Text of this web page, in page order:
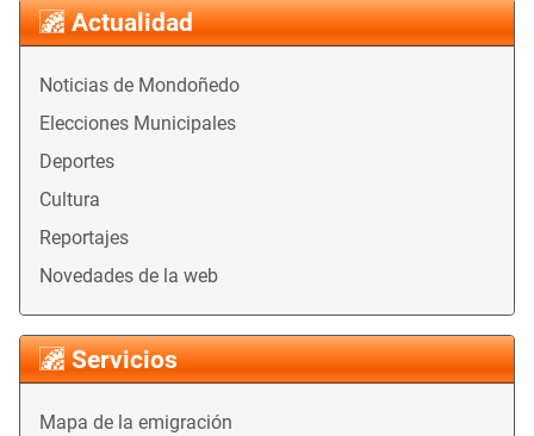
Actualidad
Noticias de Mondoñedo
Elecciones Municipales
Deportes
Cultura
Reportajes
Novedades de la web
Servicios
Mapa de la emigración